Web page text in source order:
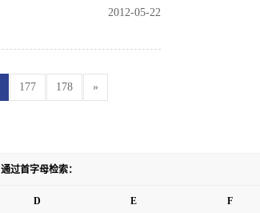
2012-05-22
177 178 »
通过首字母检索：
D E F